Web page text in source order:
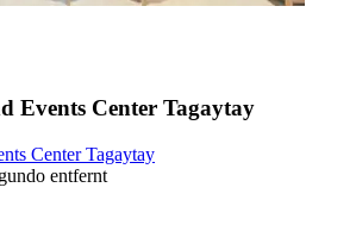
Events Center Tagaytay
Center Tagaytay
entfernt